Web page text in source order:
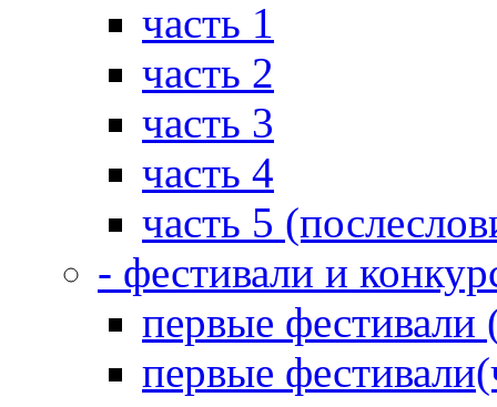
часть 1
часть 2
часть 3
часть 4
часть 5
- фестивали и
первые фестивали
первые